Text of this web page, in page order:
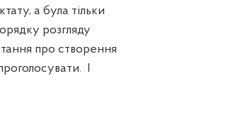
а була тільки
розгляду
про створення
І